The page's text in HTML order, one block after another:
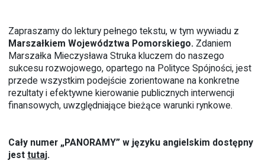
Zapraszamy do lektury pełnego tekstu, w tym wywiadu z
Marszałkiem Województwa Pomorskiego. Zdaniem
Marszałka Mieczysława Struka kluczem do naszego
sukcesu rozwojowego, opartego na Polityce Spójności, jest
przede wszystkim podejście zorientowane na konkretne
rezultaty i efektywne kierowanie publicznych interwencji
finansowych, uwzględniające bieżące warunki rynkowe.
Cały numer „PANORAMY” w języku angielskim dostępny
jest tutaj.